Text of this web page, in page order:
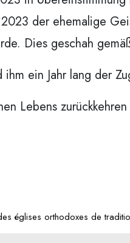
der ehemalige
Dies geschah
ein Jahr lang der
Lebens
églises orthodoxes de